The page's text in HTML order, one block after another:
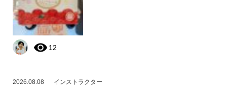
12
2026.08.08 インストラクター